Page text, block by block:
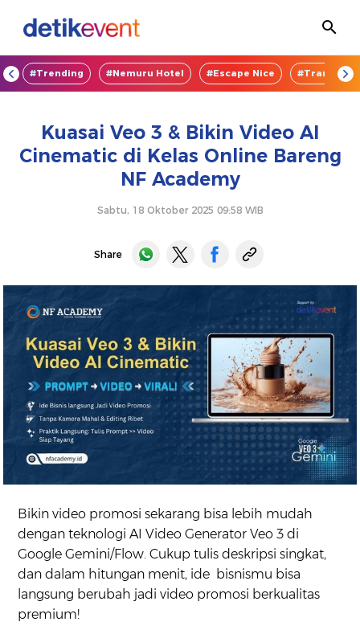
#Trending #Nemuru Hotel #Escape Nice
Kuasai Veo 3 & Bikin Video AI
Cinematic di Kelas Online Bareng
NF Academy
Sabtu, 18 Oktober 2025 09:58 WIB
Share
Bikin video promosi sekarang bisa lebih mudah
dengan teknologi AI Video Generator Veo 3 di
Google Gemini/Flow. Cukup tulis deskripsi singkat,
dan dalam hitungan menit, ide bisnismu bisa
langsung berubah jadi video promosi berkualitas
premium!